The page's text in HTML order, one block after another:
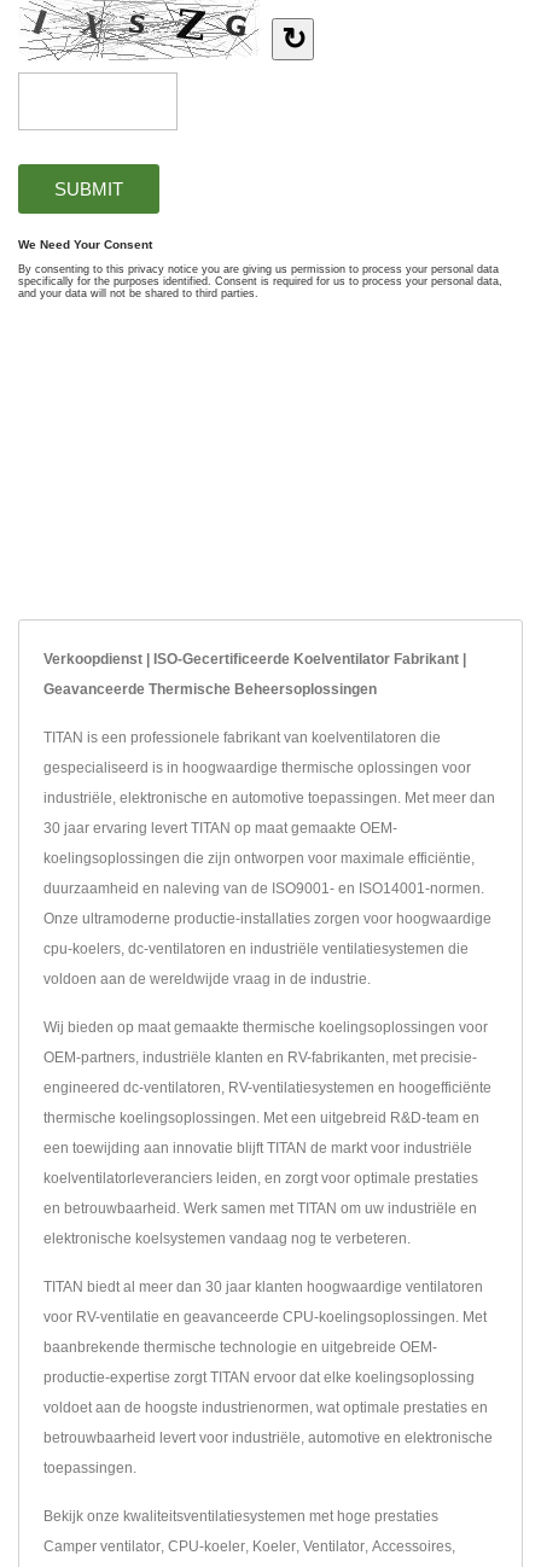
Verkoopdienst | ISO-Gecertificeerde Koelventilator Fabrikant |
Geavanceerde Thermische Beheersoplossingen
TITAN is een professionele fabrikant van koelventilatoren die
gespecialiseerd is in hoogwaardige thermische oplossingen voor
industriële, elektronische en automotive toepassingen. Met meer dan
30 jaar ervaring levert TITAN op maat gemaakte OEM-
koelingsoplossingen die zijn ontworpen voor maximale efficiëntie,
duurzaamheid en naleving van de ISO9001- en ISO14001-normen.
Onze ultramoderne productie-installaties zorgen voor hoogwaardige
cpu-koelers, dc-ventilatoren en industriële ventilatiesystemen die
voldoen aan de wereldwijde vraag in de industrie.
Wij bieden op maat gemaakte thermische koelingsoplossingen voor
OEM-partners, industriële klanten en RV-fabrikanten, met precisie-
engineered dc-ventilatoren, RV-ventilatiesystemen en hoogefficiënte
thermische koelingsoplossingen. Met een uitgebreid R&D-team en
een toewijding aan innovatie blijft TITAN de markt voor industriële
koelventilatorleveranciers leiden, en zorgt voor optimale prestaties
en betrouwbaarheid. Werk samen met TITAN om uw industriële en
elektronische koelsystemen vandaag nog te verbeteren.
TITAN biedt al meer dan 30 jaar klanten hoogwaardige ventilatoren
voor RV-ventilatie en geavanceerde CPU-koelingsoplossingen. Met
baanbrekende thermische technologie en uitgebreide OEM-
productie-expertise zorgt TITAN ervoor dat elke koelingsoplossing
voldoet aan de hoogste industrienormen, wat optimale prestaties en
betrouwbaarheid levert voor industriële, automotive en elektronische
toepassingen.
Bekijk onze kwaliteitsventilatiesystemen met hoge prestaties
Camper ventilator, CPU-koeler, Koeler, Ventilator, Accessoires,